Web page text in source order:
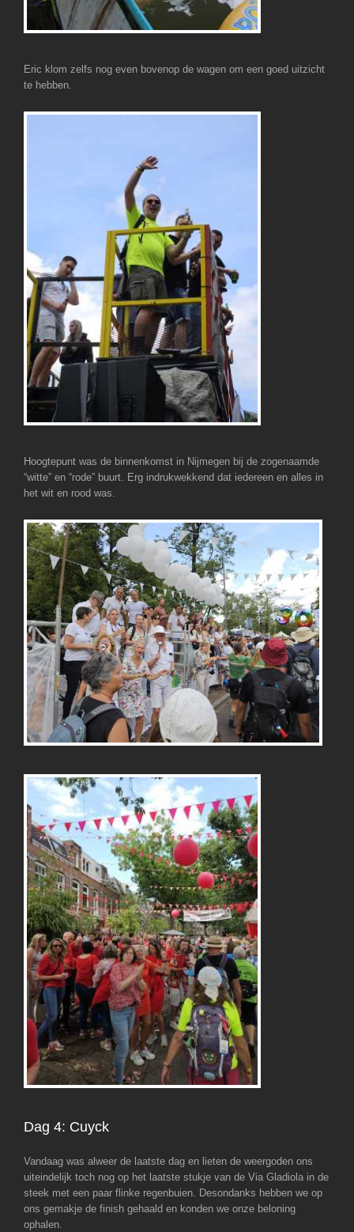
Eric klom zelfs nog even bovenop de wagen om een goed uitzicht
te hebben.
Hoogtepunt was de binnenkomst in Nijmegen bij de zogenaamde
“witte” en “rode” buurt. Erg indrukwekkend dat iedereen en alles in
het wit en rood was.
Dag 4: Cuyck
Vandaag was alweer de laatste dag en lieten de weergoden ons
uiteindelijk toch nog op het laatste stukje van de Via Gladiola in de
steek met een paar flinke regenbuien. Desondanks hebben we op
ons gemakje de finish gehaald en konden we onze beloning
ophalen.